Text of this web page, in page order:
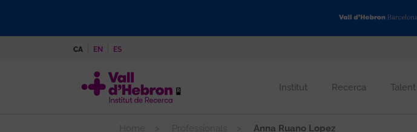
CA EN ES
Institut Recerca Talent
Home Professionals Anna Ruano Lopez